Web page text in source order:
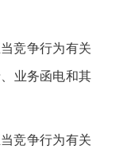
竞争行为有关
业务函电和其
竞争行为有关